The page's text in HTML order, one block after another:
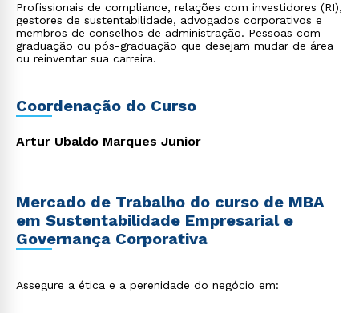
Profissionais de compliance, relações com investidores (RI),
gestores de sustentabilidade, advogados corporativos e
membros de conselhos de administração. Pessoas com
graduação ou pós-graduação que desejam mudar de área
ou reinventar sua carreira.
Coordenação do Curso
Artur Ubaldo Marques Junior
Mercado de Trabalho do curso de MBA
em Sustentabilidade Empresarial e
Governança Corporativa
Assegure a ética e a perenidade do negócio em: